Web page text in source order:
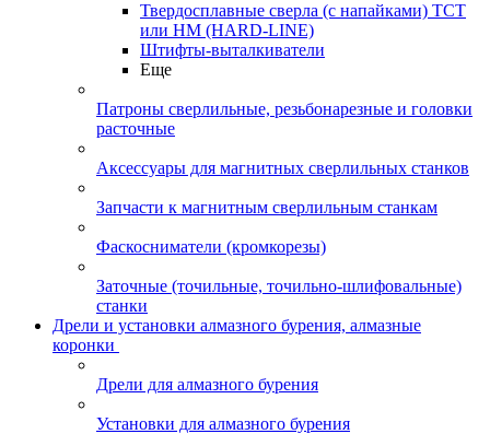
Твердосплавные сверла (с напайками) ТСТ
или HM (HARD-LINE)
Штифты-выталкиватели
Еще
Патроны сверлильные, резьбонарезные и головки
расточные
Аксессуары для магнитных сверлильных станков
Запчасти к магнитным сверлильным станкам
Фаскосниматели (кромкорезы)
Заточные (точильные, точильно-шлифовальные)
станки
Дрели и установки алмазного бурения, алмазные
коронки
Дрели для алмазного бурения
Установки для алмазного бурения